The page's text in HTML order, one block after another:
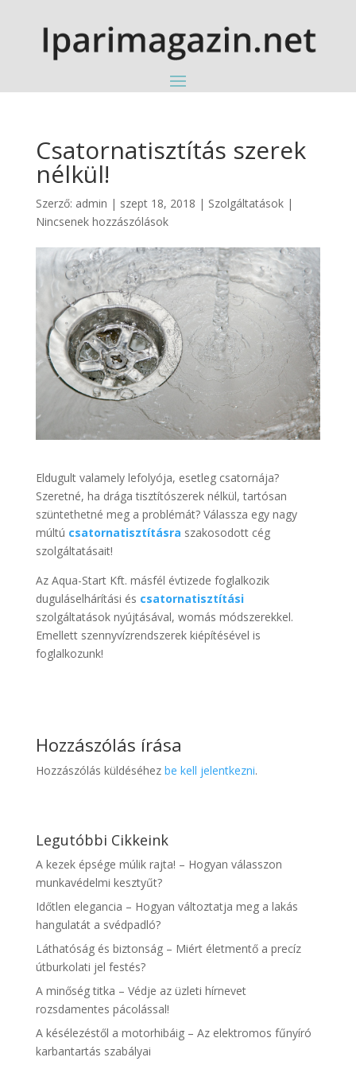
Csatornatisztítás szerek
nélkül!
Szerző: admin | szept 18, 2018 | Szolgáltatások|
Nincsenek hozzászólások
Eldugult valamely lefolyója, esetleg csatornája?
Szeretné, ha drága tisztítószerek nélkül, tartósan
szüntethetné meg a problémát? Válassza egy nagy
múltú csatornatisztításra szakosodott cég
szolgáltatásait!
Az Aqua-Start Kft. másfél évtizede foglalkozik
duguláselhárítási és csatornatisztítási
szolgáltatások nyújtásával, womás módszerekkel.
Emellett szennyvízrendszerek kiépítésével is
foglalkozunk!
Hozzászólás írása
Hozzászólás küldéséhez be kell jelentkezni.
Legutóbbi Cikkeink
A kezek épsége múlik rajta! – Hogyan válasszon
munkavédelmi kesztyűt?
Időtlen elegancia – Hogyan változtatja meg a lakás
hangulatát a svédpadló?
Láthatóság és biztonság – Miért életmentő a precíz
útburkolati jel festés?
A minőség titka – Védje az üzleti hírnevet
rozsdamentes pácolással!
A késélezéstől a motorhibáig – Az elektromos fűnyíró
karbantartás szabályai